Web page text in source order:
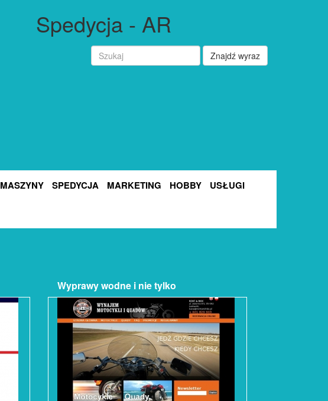
Spedycja - AR
Znajdź wyraz
MASZYNY SPEDYCJA MARKETING HOBBY USŁUGI
Wyprawy wodne i nie tylko